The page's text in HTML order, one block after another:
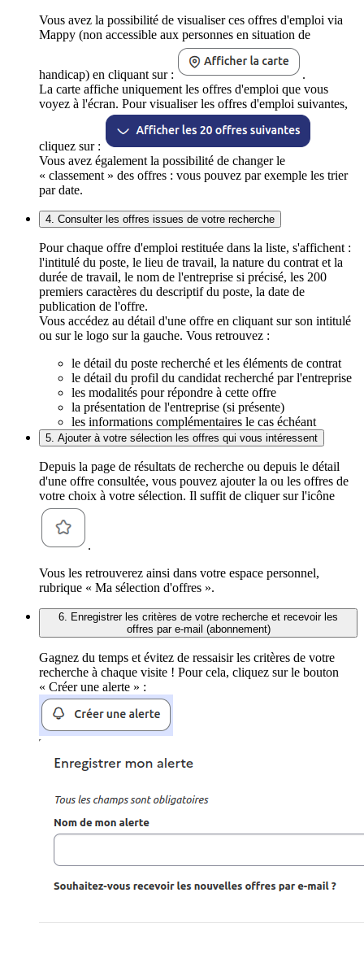
Vous avez la possibilité de visualiser ces offres d'emploi via
Mappy (non accessible aux personnes en situation de
handicap) en cliquant sur :
.
La carte affiche uniquement les offres d'emploi que vous
voyez à l'écran. Pour visualiser les offres d'emploi suivantes,
cliquez sur :
Vous avez également la possibilité de changer le
« classement » des offres : vous pouvez par exemple les trier
par date.
4. Consulter les offres issues de votre recherche
Pour chaque offre d'emploi restituée dans la liste, s'affichent :
l'intitulé du poste, le lieu de travail, la nature du contrat et la
durée de travail, le nom de l'entreprise si précisé, les 200
premiers caractères du descriptif du poste, la date de
publication de l'offre.
Vous accédez au détail d'une offre en cliquant sur son intitulé
ou sur le logo sur la gauche. Vous retrouvez :
le détail du poste recherché et les éléments de contrat
le détail du profil du candidat recherché par l'entreprise
les modalités pour répondre à cette offre
la présentation de l'entreprise (si présente)
les informations complémentaires le cas échéant
5. Ajouter à votre sélection les offres qui vous intéressent
Depuis la page de résultats de recherche ou depuis le détail
d'une offre consultée, vous pouvez ajouter la ou les offres de
votre choix à votre sélection. Il suffit de cliquer sur l'icône
.
Vous les retrouverez ainsi dans votre espace personnel,
rubrique « Ma sélection d'offres ».
6. Enregistrer les critères de votre recherche et recevoir les
offres par e-mail (abonnement)
Gagnez du temps et évitez de ressaisir les critères de votre
recherche à chaque visite ! Pour cela, cliquez sur le bouton
« Créer une alerte » :